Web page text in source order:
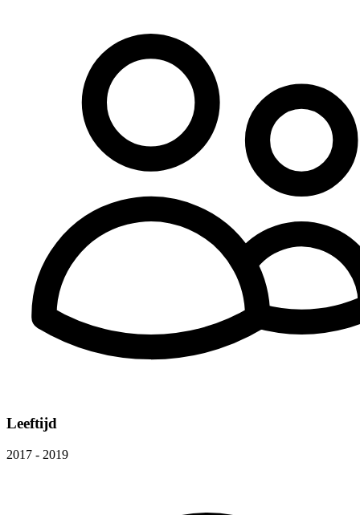
Leeftijd
2017 - 2019